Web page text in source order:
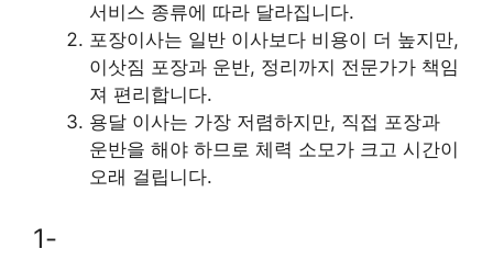
서비스 종류에 따라 달라집니다.
포장이사는 일반 이사보다 비용이 더 높지만,
이삿짐 포장과 운반, 정리까지 전문가가 책임
져 편리합니다.
용달 이사는 가장 저렴하지만, 직접 포장과
운반을 해야 하므로 체력 소모가 크고 시간이
오래 걸립니다.
1-